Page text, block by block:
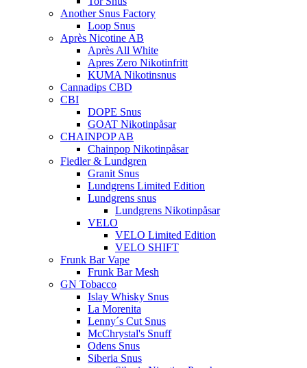
Another Snus Factory
Loop Snus
Après Nicotine AB
Après All White
Apres Zero Nikotinfritt
KUMA Nikotinsnus
Cannadips CBD
CBI
DOPE Snus
GOAT Nikotinpåsar
CHAINPOP AB
Chainpop Nikotinpåsar
Fiedler & Lundgren
Granit Snus
Lundgrens Limited Edition
Lundgrens snus
Lundgrens Nikotinpåsar
VELO
VELO Limited Edition
VELO SHIFT
Frunk Bar Vape
Frunk Bar Mesh
GN Tobacco
Islay Whisky Snus
La Morenita
Lenny´s Cut Snus
McChrystal's Snuff
Odens Snus
Siberia Snus